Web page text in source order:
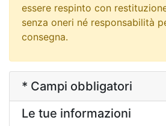
essere respinto con
senza oneri né responsabilità
consegna.
* Campi obbligatori
Le tue informazioni